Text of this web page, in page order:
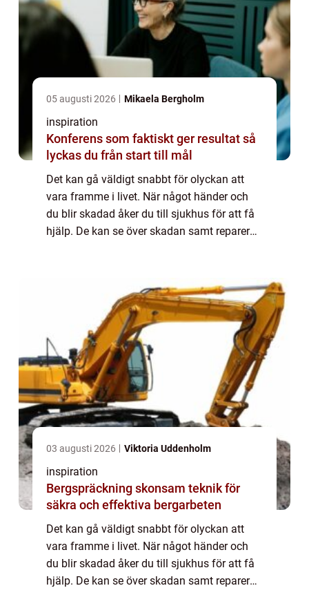
05 augusti 2026 Mikaela Bergholm
inspiration
Konferens som faktiskt ger resultat så
lyckas du från start till mål
Det kan gå väldigt snabbt för olyckan att
vara framme i livet. När något händer och
du blir skadad åker du till sjukhus för att få
hjälp. De kan se över skadan samt reparerar
03 augusti 2026 Viktoria Uddenholm
inspiration
Bergspräckning skonsam teknik för
säkra och effektiva bergarbeten
Det kan gå väldigt snabbt för olyckan att
vara framme i livet. När något händer och
du blir skadad åker du till sjukhus för att få
hjälp. De kan se över skadan samt reparerar